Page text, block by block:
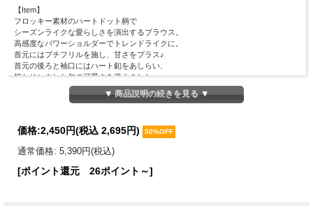
【Item】
フロッキー素材のハートドット柄で
シーズンライクな愛らしさを演出するブラウス。
高感度なパワーショルダーでトレンドライクに。
首元にはプチフリルを施し、甘さをプラス♪
首元の後ろと袖口にはハート釦をあしらい、
柄とリンクした旬の可愛さを添えました♪
いつものコーデに取り入れるだけで旬顔になれ、
さり気なくヘルシーな肌見せもできる１着です。
表地：ポリエステル100％
身幅：90cm
▼ 商品説明の続きを見る ▼
価格:2,450円(税込 2,695円) 50%OFF
通常価格: 5,390円(税込)
[ポイント還元 26ポイント～]